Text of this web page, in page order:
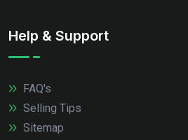
Help & Support
FAQ's
Selling Tips
Sitemap